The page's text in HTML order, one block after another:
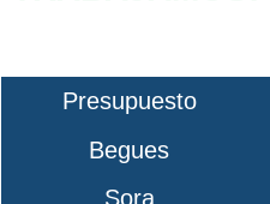
Presupuesto
Begues
Sora